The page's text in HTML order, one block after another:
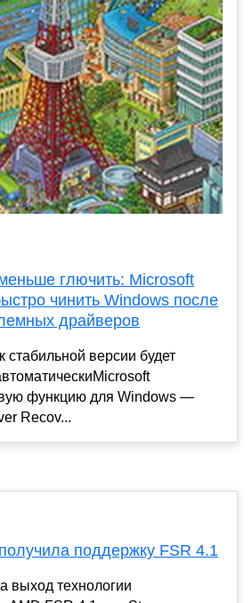
глючить: Microsoft
чинить Windows после
драйверов
стабильной версии будет
функцию для Windows —
Recov...
поддержку FSR 4.1
выход технологии